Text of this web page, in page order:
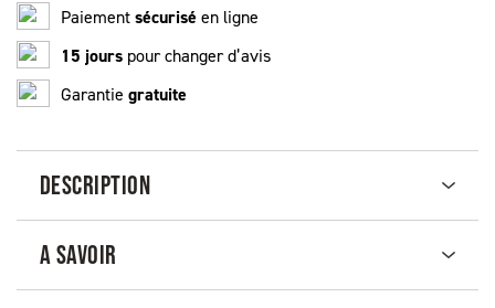
Paiementsécurisé en ligne
15 jours pour changer d’avis
Garantie gratuite
DESCRIPTION
A SAVOIR